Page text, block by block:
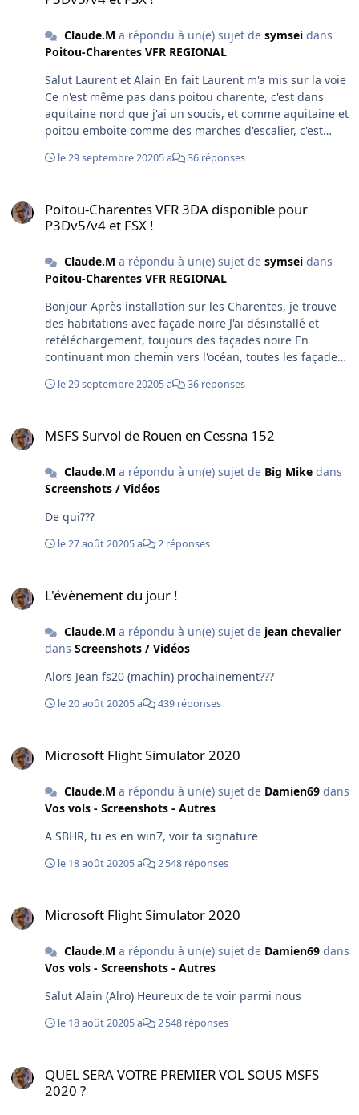
Claude.M a répondu à un(e) sujet de symseidans
Poitou-Charentes VFR REGIONAL
Salut Laurent et Alain En fait Laurent m'a mis sur la voie
Ce n'est même pas dans poitou charente, c'est dans
aquitaine nord que j'ai un soucis, et comme aquitaine et
poitou emboite comme des marches d'escalier, c'est
résoudre le problème Merci à vous 2
le 29 septembre 20205 a 36 réponses
Poitou-Charentes VFR 3DA disponible pour
P3Dv5/v4 et FSX !
Claude.M a répondu à un(e) sujet de symseidans
Poitou-Charentes VFR REGIONAL
Bonjour Après installation sur les Charentes, je trouve
des habitations avec façade noire J'ai désinstallé et
retéléchargement, toujours des façades noire En
continuant mon chemin vers l'océan, toutes les façades
zone??? LAT N45°12.17" LON N0° 20.64"
le 29 septembre 20205 a 36 réponses
MSFS Survol de Rouen en Cessna 152
Claude.M a répondu à un(e) sujet de Big Mikedans
Screenshots / Vidéos
De qui???
le 27 août 20205 a 2 réponses
L'évènement du jour !
Claude.M a répondu à un(e) sujet de jean chevalier
dans Screenshots / Vidéos
Alors Jean fs20 (machin) prochainement???
le 20 août 20205 a 439 réponses
Microsoft Flight Simulator 2020
Claude.M a répondu à un(e) sujet de Damien69dans
Vos vols - Screenshots - Autres
A SBHR, tu es en win7, voir ta signature
le 18 août 20205 a 2 548 réponses
Microsoft Flight Simulator 2020
Claude.M a répondu à un(e) sujet de Damien69dans
Vos vols - Screenshots - Autres
Salut Alain (Alro) Heureux de te voir parmi nous
le 18 août 20205 a 2 548 réponses
QUEL SERA VOTRE PREMIER VOL SOUS MSFS
2020 ?